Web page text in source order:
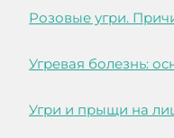
Розовые угри.
Угревая болезнь:
Угри и прыщи на